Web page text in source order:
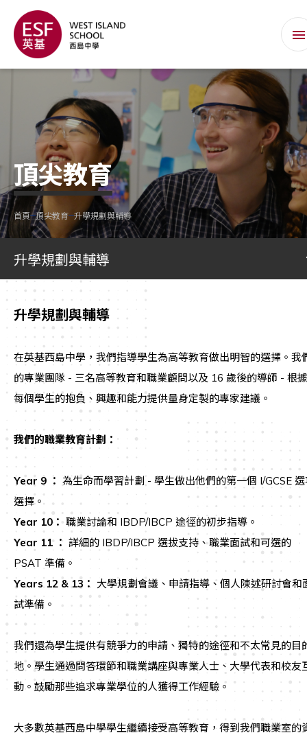
頂尖教育
首頁 頂尖教育 升學規劃與輔導
升學規劃與輔導
升學規劃與輔導
在英基西島中學，我們指導學生為高等教育做出明智的選擇。我
的專業團隊 - 三名高等教育和職業顧問以及 16 歲後的導師 - 根據
每個學生的抱負、興趣和能力提供量身定製的專家建議。
我們的職業教育計劃：
Year 9 ： 為生命而學習計劃 - 學生做出他們的第一個 I/GCSE
選擇。
Year 10：職業討論和 IBDP/IBCP 途徑的初步指導。
Year 11 ： 詳細的 IBDP/IBCP 選拔支持、職業面試和可選的
PSAT 準備。
Years 12 & 13： 大學規劃會議、申請指導、個人陳述研討會和
試準備。
我們還為學生提供有競爭力的申請、獨特的途徑和不太常見的目
地。學生通過問答環節和職業講座與專業人士、大學代表和校友
動。鼓勵那些追求專業學位的人獲得工作經驗。
大多數英基西島中學學生繼續接受高等教育，得到我們職業室的